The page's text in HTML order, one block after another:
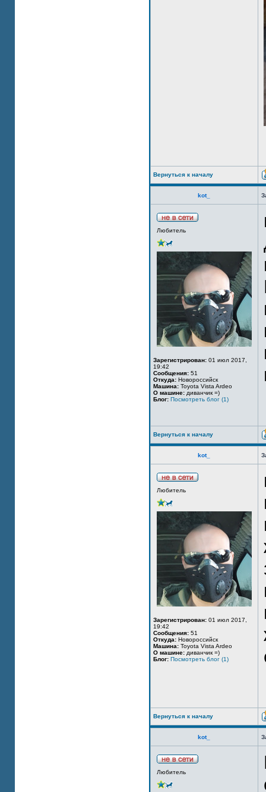
Вернуться к началу
kot_
Любитель
Зарегистрирован: 01 июл 2017,
19:42
Сообщения: 51
Откуда: Новороссийск
Машина: Toyota Vista Ardeo
О машине: диванчик =)
Блог: Посмотреть блог (1)
Вернуться к началу
kot_
Любитель
Зарегистрирован: 01 июл 2017,
19:42
Сообщения: 51
Откуда: Новороссийск
Машина: Toyota Vista Ardeo
О машине: диванчик =)
Блог: Посмотреть блог (1)
Вернуться к началу
kot_
Любитель